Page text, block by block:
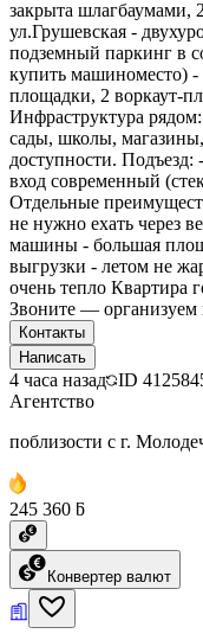
закрыта шлагбаумами,
ул.Грушевская -
подземный паркинг в
купить машиноместо) -
площадки, 2 воркаут-
Инфраструктура
сады, школы,
доступности. Подъезд:
вход современный
Отдельные
не нужно ехать через
машины - большая
выгрузки - летом не
очень тепло Квартира
Звоните — организуем
Контакты
Написать
4 часа назад ID
Агентство
поблизости с г.
245 360 ƃ
Конвертер валют